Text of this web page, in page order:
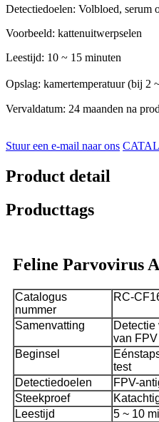
Detectiedoelen: Volbloed, serum
Voorbeeld: kattenuitwerpselen
Leestijd: 10 ~ 15 minuten
Opslag: kamertemperatuur (bij
Vervaldatum: 24 maanden na
Stuur een e-mail naar ons
Product detail
Producttags
Feline Parvovirus
Catalogus
nummer
RC-
Samenvatting
Detectie
van
Beginsel
test
Detectiedoelen
FPV-
Steekproef
Leestijd
5 ~ 10